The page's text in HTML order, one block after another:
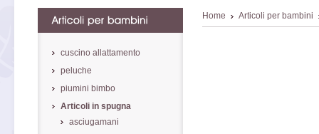
Home Articoli per bambini
cuscino allattamento
peluche
piumini bimbo
Articoli in spugna
asciugamani